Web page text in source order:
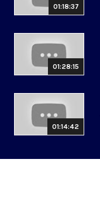
01:18:37
01:28:15
01:14:42